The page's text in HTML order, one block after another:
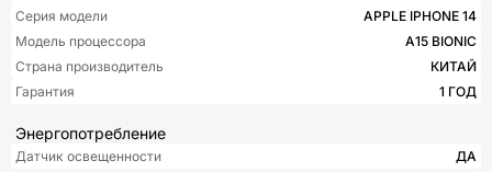
Серия модели
APPLE IPHONE 14
Модель процессора
A15 BIONIC
Страна производитель
КИТАЙ
Гарантия
1 ГОД
Энергопотребление
Датчик освещенности ДА